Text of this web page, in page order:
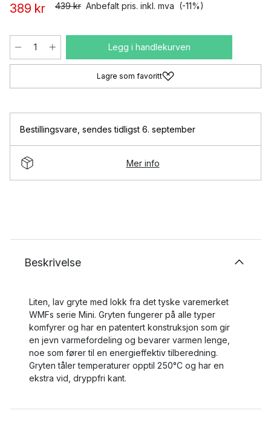
389 kr 439 kr Anbefalt pris. inkl. mva (-11%)
Legg i handlekurven
Lagre som favoritt
Bestillingsvare sendes tidligst 6. september
Mer info
Beskrivelse
Liten, lav gryte med lokk fra det tyske varemerket
WMFs serie Mini. Gryten fungerer på alle typer
komfyrer og har en patentert konstruksjon som gir
en jevn varmefordeling og bevarer varmen lenge,
noe som fører til en energieffektiv tilberedning.
Gryten tåler temperaturer opptil 250°C og har en
ekstra vid, dryppfri kant.